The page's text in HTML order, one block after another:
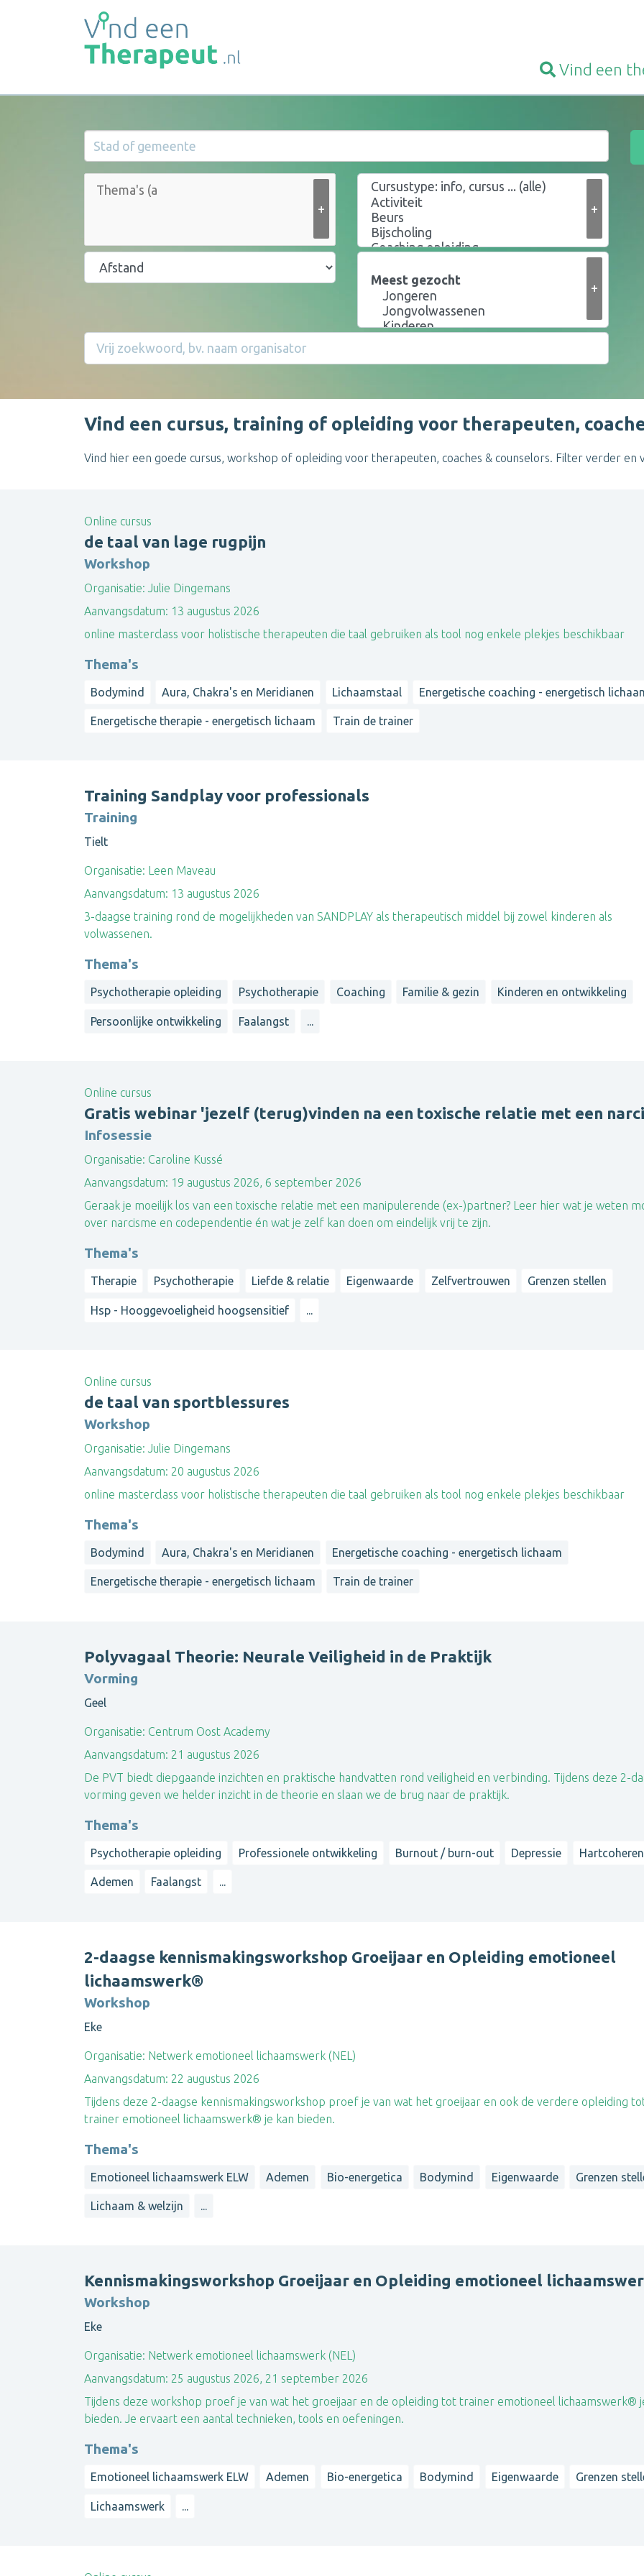
Vind een
+ +
+
Vind een cursus, training of opleiding voor therapeuten,
Vind hier een goede cursus, workshop of opleiding voor therapeuten, coaches & counselors. Filter verder en
Online cursus
de taal van lage rugpijn
Workshop
Organisatie: Julie Dingemans
Aanvangsdatum: 13 augustus 2026
online masterclass voor holistische therapeuten die taal gebruiken als tool nog enkele plekjes beschikbaar
Thema's
Bodymind Aura, Chakra's en Meridianen Lichaamstaal Energetische coaching - energetisch
Energetische therapie - energetisch lichaam Train de trainer
Training Sandplay voor professionals
Training
Tielt
Organisatie: Leen Maveau
Aanvangsdatum: 13 augustus 2026
3-daagse training rond de mogelijkheden van SANDPLAY als therapeutisch middel bij zowel kinderen als
volwassenen.
Thema's
Psychotherapie opleiding Psychotherapie Coaching Familie & gezin Kinderen en ontwikkeling
Persoonlijke ontwikkeling Faalangst ...
Online cursus
Gratis webinar 'jezelf (terug)vinden na een toxische relatie met een
Infosessie
Organisatie: Caroline Kussé
Aanvangsdatum: 19 augustus 2026, 6 september 2026
Geraak je moeilijk los van een toxische relatie met een manipulerende (ex-)partner? Leer hier wat je weten
over narcisme en codependentie én wat je zelf kan doen om eindelijk vrij te zijn.
Thema's
Therapie Psychotherapie Liefde & relatie Eigenwaarde Zelfvertrouwen Grenzen stellen
Hsp - Hooggevoeligheid hoogsensitief ...
Online cursus
de taal van sportblessures
Workshop
Organisatie: Julie Dingemans
Aanvangsdatum: 20 augustus 2026
online masterclass voor holistische therapeuten die taal gebruiken als tool nog enkele plekjes beschikbaar
Thema's
Bodymind Aura, Chakra's en Meridianen Energetische coaching - energetisch lichaam
Energetische therapie - energetisch lichaam Train de trainer
Polyvagaal Theorie: Neurale Veiligheid in de Praktijk
Vorming
Geel
Organisatie: Centrum Oost Academy
Aanvangsdatum: 21 augustus 2026
De PVT biedt diepgaande inzichten en praktische handvatten rond veiligheid en verbinding. Tijdens deze 2-
vorming geven we helder inzicht in de theorie en slaan we de brug naar de praktijk.
Thema's
Psychotherapie opleiding Professionele ontwikkeling Burnout / burn-out Depressie
Ademen Faalangst ...
2-daagse kennismakingsworkshop Groeijaar en Opleiding emotioneel
lichaamswerk®
Workshop
Eke
Organisatie: Netwerk emotioneel lichaamswerk (NEL)
Aanvangsdatum: 22 augustus 2026
Tijdens deze 2-daagse kennismakingsworkshop proef je van wat het groeijaar en ook de verdere opleiding
trainer emotioneel lichaamswerk® je kan bieden.
Thema's
Emotioneel lichaamswerk ELW Ademen Bio-energetica Bodymind Eigenwaarde Grenzen
Lichaam & welzijn ...
Kennismakingsworkshop Groeijaar en Opleiding emotioneel
Workshop
Eke
Organisatie: Netwerk emotioneel lichaamswerk (NEL)
Aanvangsdatum: 25 augustus 2026, 21 september 2026
Tijdens deze workshop proef je van wat het groeijaar en de opleiding tot trainer emotioneel lichaamswerk®
bieden. Je ervaart een aantal technieken, tools en oefeningen.
Thema's
Emotioneel lichaamswerk ELW Ademen Bio-energetica Bodymind Eigenwaarde Grenzen
Lichaamswerk ...